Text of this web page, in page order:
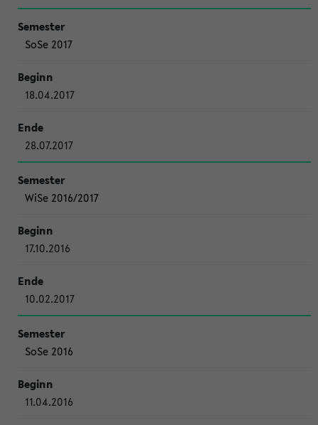
SoSe 2017
18.04.2017
28.07.2017
WiSe 2016/2017
17.10.2016
10.02.2017
SoSe 2016
11.04.2016